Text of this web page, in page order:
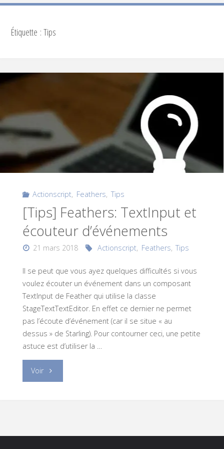
Étiquette :Tips
Actionscript, Feathers, Tips
[Tips] Feathers: TextInput et
écouteur d’événements
21 mars 2018 Actionscript, Feathers, Tips
Il se peut que vous ayez quelques difficultés si vous
voulez écouter un événement dans un composant
TextInput de Feather qui utilise la classe
StageTextTextEditor. En effet ce dernier ne permet
pas l’écoute d’événement (car il se situe « au
dessus » de Starling). Pour contourner ceci, une petite
astuce est d’utiliser la …
Voir"
TextInput